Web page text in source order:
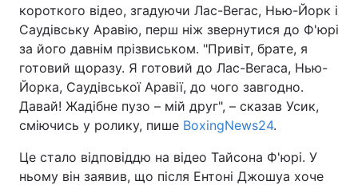
Зброя Інциденти
Здоров'я Туризм
Цікавинки Погода
Екологія Регіони
Лонгріди
короткого відео, згадуючи Лас-Вегас, Нью-Йорк і
Саудівську Аравію, перш ніж звернутися до Ф'юрі
за його давнім прізвиськом. "Привіт, брате, я
готовий щоразу. Я готовий до Лас-Вегаса, Нью-
Йорка, Саудівської Аравії, до чого завгодно.
Давай! Жадібне пузо – мій друг", – сказав Усик,
сміючись у ролику, пише BoxingNews24.
Це стало відповіддю на відео Тайсона Ф'юрі. У
ньому він заявив, що після Ентоні Джошуа хоче